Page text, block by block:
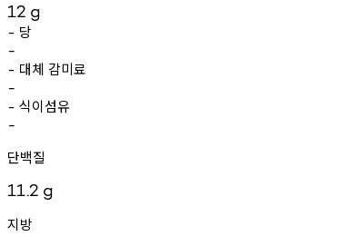
12 g
- 당
-
- 대체 감미료
-
- 식이섬유
-
단백질
11.2 g
지방